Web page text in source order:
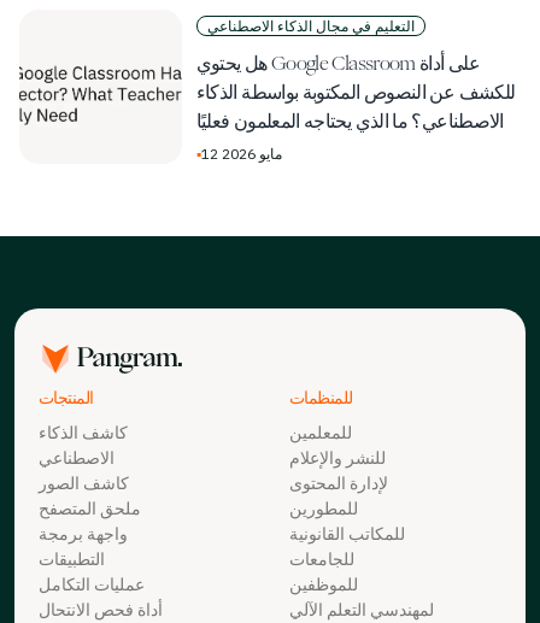
التعليم في مجال الذكاء الاصطناعي
هل يحتوي Google Classroom على أداة
للكشف عن النصوص المكتوبة بواسطة الذكاء
الاصطناعي؟ ما الذي يحتاجه المعلمون فعليًا
▪ 12 مايو 2026
المنتجات
كاشف الذكاء
الاصطناعي
كاشف الصور
ملحق المتصفح
واجهة برمجة
التطبيقات
عمليات التكامل
أداة فحص الانتحال
للمنظمات
للمعلمين
للنشر والإعلام
لإدارة المحتوى
للمطورين
للمكاتب القانونية
للجامعات
للموظفين
لمهندسي التعلم الآلي